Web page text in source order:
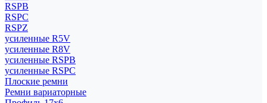
RSPB
RSPC
RSPZ
усиленные R5V
усиленные R8V
усиленные RSPB
усиленные RSPC
Плоские ремни
Ремни вариаторные